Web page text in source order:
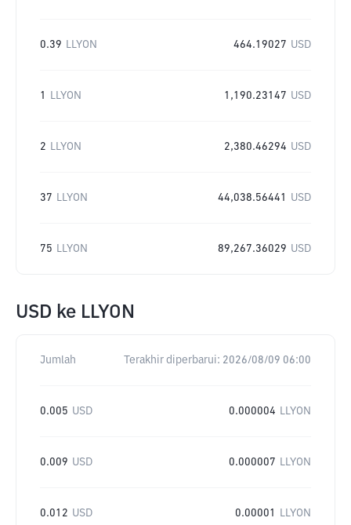
0.39 LLYON 464.19027 USD
1 LLYON 1,190.23147 USD
2 LLYON 2,380.46294 USD
37 LLYON 44,038.56441 USD
75 LLYON 89,267.36029 USD
USD ke LLYON
Jumlah Terakhir diperbarui: 2026/08/09 06:00
0.005 USD 0.000004 LLYON
0.009 USD 0.000007 LLYON
0.012 USD 0.00001 LLYON